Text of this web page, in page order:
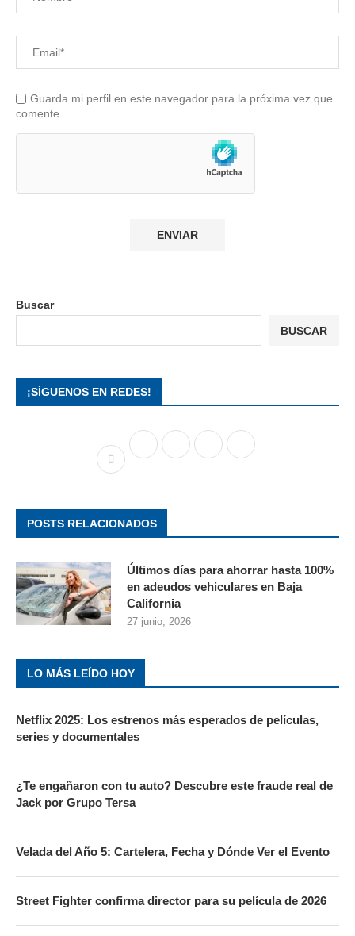
Guarda mi perfil en este navegador para la próxima vez que
comente.
Buscar
BUSCAR
¡SÍGUENOS EN REDES!
POSTS RELACIONADOS
Últimos días para ahorrar hasta 100%
en adeudos vehiculares en Baja
California
27 junio, 2026
LO MÁS LEÍDO HOY
Netflix 2025: Los estrenos más esperados de películas,
series y documentales
¿Te engañaron con tu auto? Descubre este fraude real de
Jack por Grupo Tersa
Velada del Año 5: Cartelera, Fecha y Dónde Ver el Evento
Street Fighter confirma director para su película de 2026